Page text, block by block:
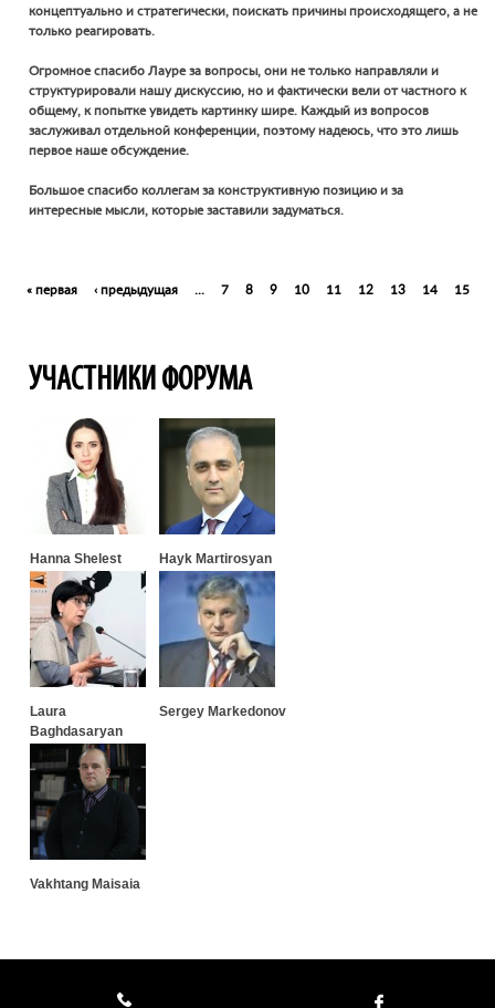
концептуально и стратегически, поискать причины происходящего, а не
только реагировать.
Огромное спасибо Лауре за вопросы, они не только направляли и
структурировали нашу дискуссию, но и фактически вели от частного к
общему, к попытке увидеть картинку шире. Каждый из вопросов
заслуживал отдельной конференции, поэтому надеюсь, что это лишь
первое наше обсуждение.
Большое спасибо коллегам за конструктивную позицию и за
интересные мысли, которые заставили задуматься.
Pages
« первая ‹ предыдущая … 7 8 9 10 11 12 13 14 15
УЧАСТНИКИ ФОРУМА
Hanna Shelest Hayk Martirosyan
Laura
Baghdasaryan
Sergey Markedonov
Vakhtang Maisaia